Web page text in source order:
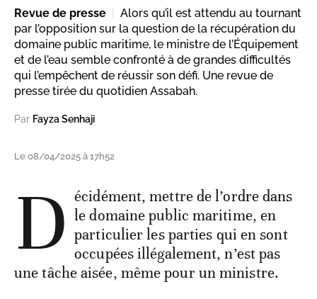
Revue de presse
Alors qu’il est attendu au tournant
par l’opposition sur la question de la récupération du
domaine public maritime, le ministre de l’Équipement
et de l’eau semble confronté à de grandes difficultés
qui l’empêchent de réussir son défi. Une revue de
presse tirée du quotidien Assabah.
Par Fayza Senhaji
Le 08/04/2025 à 17h52
D écidément, mettre de l’ordre dans
le domaine public maritime, en
particulier les parties qui en sont
occupées illégalement, n’est pas
une tâche aisée, même pour un ministre.